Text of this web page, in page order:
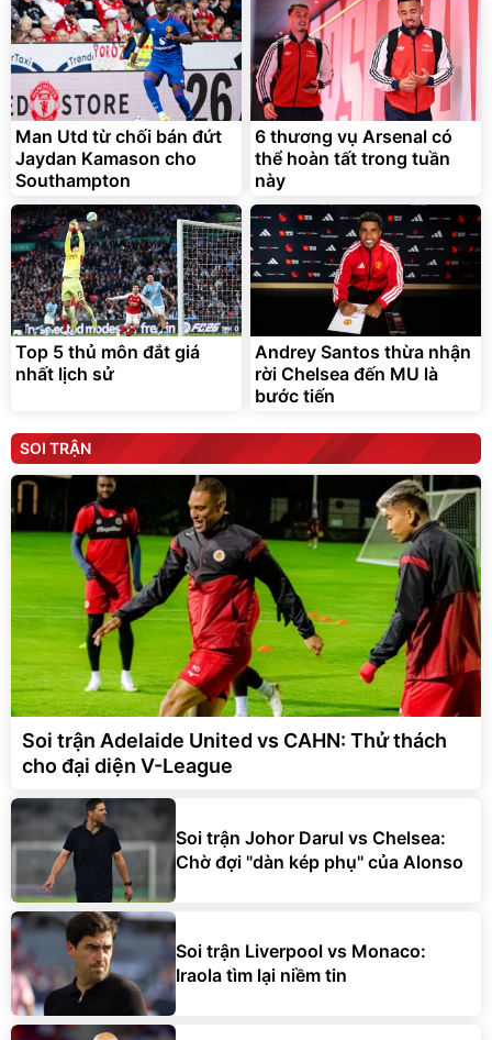
Man Utd từ chối bán đứt
Jaydan Kamason cho
Southampton
6 thương vụ Arsenal có
thể hoàn tất trong tuần
này
Top 5 thủ môn đắt giá
nhất lịch sử
Andrey Santos thừa nhận
rời Chelsea đến MU là
bước tiến
SOI TRẬN
Soi trận Adelaide United vs CAHN: Thử thách
cho đại diện V-League
Soi trận Johor Darul vs Chelsea:
Chờ đợi "dàn kép phụ" của Alonso
Soi trận Liverpool vs Monaco:
Iraola tìm lại niềm tin